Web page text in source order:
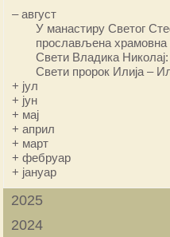
–август
У манастиру Светог
прослављена храмовна
Свети Владика
Свети пророк Илија –
+ јул
+ јун
+ мај
+април
+ март
+фебруар
+ јануар
2025
2024